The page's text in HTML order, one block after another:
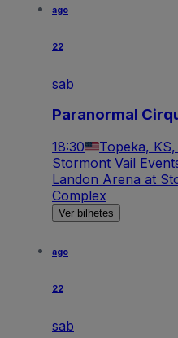
ago
22
sab
Paranormal
18:30 Topeka,
Stormont Vail
Landon Arena at
Complex
Ver bilhetes
ago
22
sab